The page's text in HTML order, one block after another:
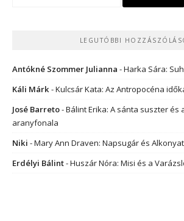
LEGUTÓBBI
Antókné Szommer Julianna -Harka Sára:
Káli Márk-Kulcsár Kata: Az Antropocéna
José Barreto-Bálint Erika: A sánta suszter és
aranyfonala
Niki -Mary Ann Draven: Napsugár és Alkonyat
Erdélyi Bálint-Huszár Nóra: Misi és a